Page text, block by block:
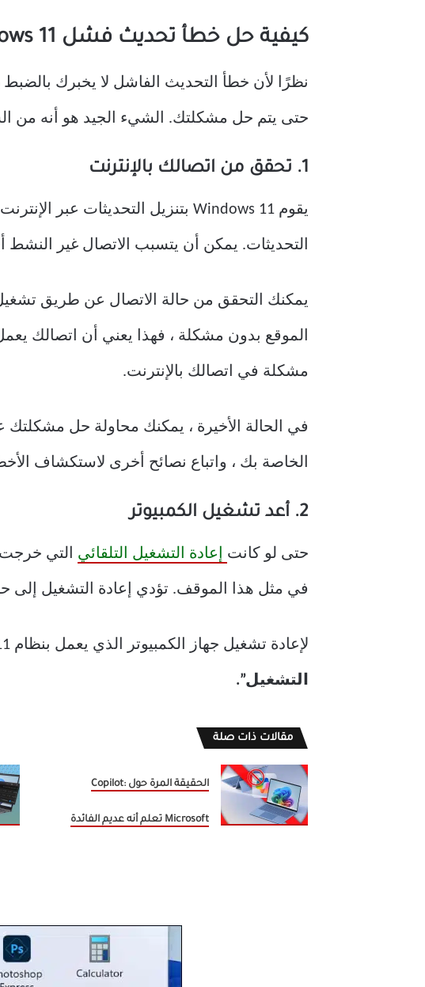
كيفية حل خطأ تحديث فشل Windows 11
نظرًا لأن خطأ التحديث الفاشل لا يخبرك
حتى يتم حل مشكلتك. الشيء الجيد هو أنه
1. تحقق من اتصالك بالإنترنت
يقوم Windows 11 بتنزيل التحديثات عبر الإنترنت ، لذا يجب التأكد من أن لديك
التحديثات. يمكن أن يتسبب الاتصال غير
يمكنك التحقق من حالة الاتصال عن طريق
الموقع بدون مشكلة ، فهذا يعني أن اتصالك
مشكلة في اتصالك بالإنترنت.
الخاصة بك ، واتباع نصائح أخرى لاستكشاف
2. أعد تشغيل الكمبيوتر
حتى لو كانت إعادة التشغيل التلقائي التي خرجت
في مثل هذا الموقف. تؤدي إعادة التشغيل إلى
لإعادة تشغيل جهاز الكمبيوتر الذي يعمل بنظام Windows 11 ، افتح قائمة
التشغيل”.
مقالات ذات صلة
الحقيقة المرة حول Copilot:
Microsoft تعلم أنه عديم الفائدة